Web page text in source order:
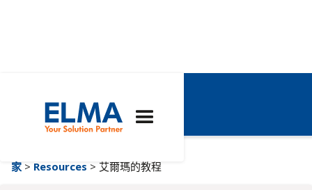
艾爾瑪的教程
家 > Resources > 艾爾瑪的教程